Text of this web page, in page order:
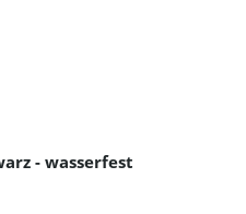
- wasserfest